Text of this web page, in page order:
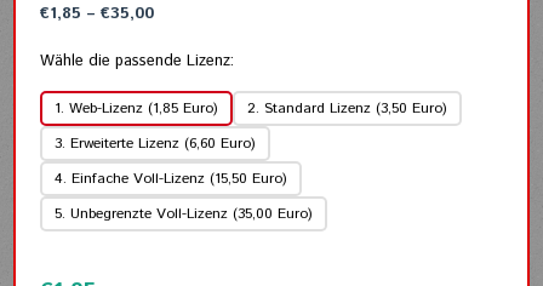
€1,85 –€35,00Preisspanne:
bis
€35,00
Wähle die passende Lizenz:
1. Web-Lizenz (1,85 Euro)
2. Standard Lizenz (3,50 Euro)
3. Erweiterte Lizenz (6,60 Euro)
4. Einfache Voll-Lizenz (15,50 Euro)
5. Unbegrenzte Voll-Lizenz (35,00 Euro)